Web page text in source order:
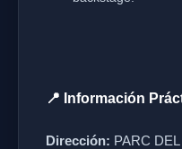
📍 Información
Dirección: PARC